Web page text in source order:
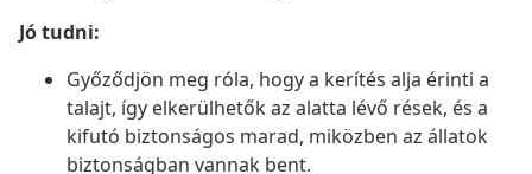
Jó tudni:
Győződjön meg róla, hogy a kerítés alja érinti a
talajt, így elkerülhetők az alatta lévő rések, és a
kifutó biztonságos marad, miközben az állatok
biztonságban vannak bent.